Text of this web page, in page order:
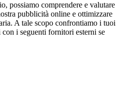
possiamo comprendere e valutare
pubblicità online e ottimizzare
A tale scopo confrontiamo i tuoi
i seguenti fornitori esterni se